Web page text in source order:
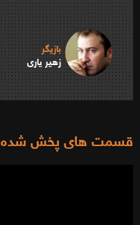
بازیگر
زهیر یاری
قسمت های پخش شده